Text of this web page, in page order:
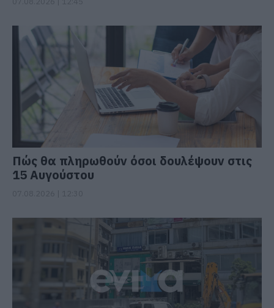
Πώς θα πληρωθούν όσοι δουλέψουν στις
15 Αυγούστου